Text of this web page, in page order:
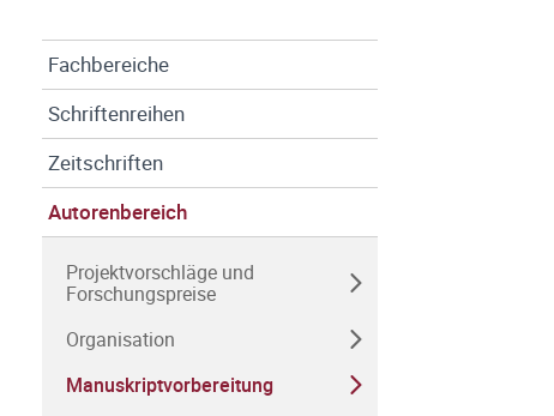
Fachbereiche
Schriftenreihen
Zeitschriften
Autorenbereich
Projektvorschläge und
Forschungspreise
Organisation
Manuskriptvorbereitung